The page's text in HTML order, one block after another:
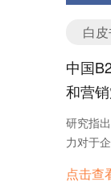
白
中国
和营
研究指
力对于
长的目
点击查